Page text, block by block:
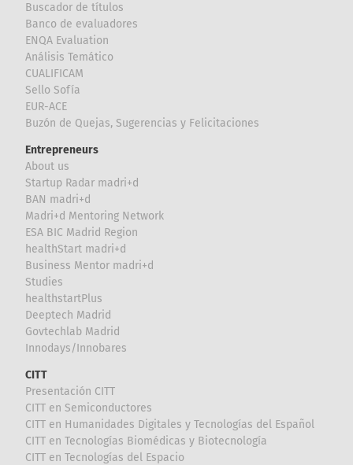
Buscador de títulos
Banco de evaluadores
ENQA Evaluation
Análisis Temático
CUALIFICAM
Sello Sofía
EUR-ACE
Buzón de Quejas, Sugerencias y Felicitaciones
Entrepreneurs
About us
Startup Radar madri+d
BAN madri+d
Madri+d Mentoring Network
ESA BIC Madrid Region
healthStart madri+d
Business Mentor madri+d
Studies
healthstartPlus
Deeptech Madrid
Govtechlab Madrid
Innodays/Innobares
CITT
Presentación CITT
CITT en Semiconductores
CITT en Humanidades Digitales y Tecnologías del Español
CITT en Tecnologías Biomédicas y Biotecnología
CITT en Tecnologías del Espacio